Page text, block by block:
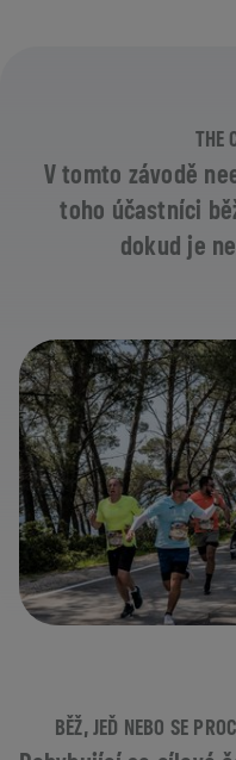
THE
V tomto závodě
toho účastníci
dokud je
BĚŽ, JEĎ NEBO SE